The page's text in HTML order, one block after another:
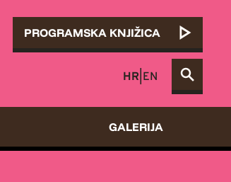
PROGRAMSKA KNJIŽICA
HR EN
GALERIJA